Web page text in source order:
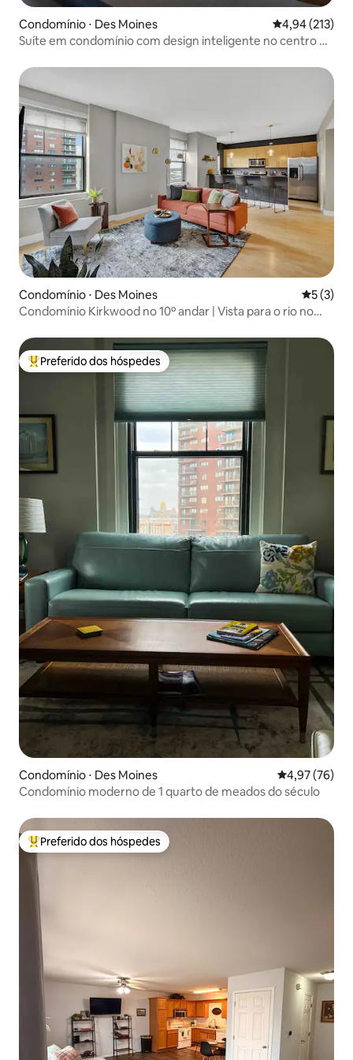
Condomínio ⋅ Des Moines 4,94 de uma
4,94 (213)
Suíte em condomínio com design inteligente no centro da
Condomínio ⋅ Des Moines 5 de
5 (3)
Condomínio Kirkwood no 10º andar | Vista para o rio no
Entre os melhores preferidos dos hóspedes
Preferido dos hóspedes
Condomínio ⋅ Des Moines 4,97 de uma
4,97 (76)
Condomínio moderno de 1 quarto de meados do século
Entre os melhores preferidos dos hóspedes
Preferido dos hóspedes